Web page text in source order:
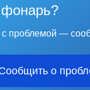
фонарь?
с проблемой —
о